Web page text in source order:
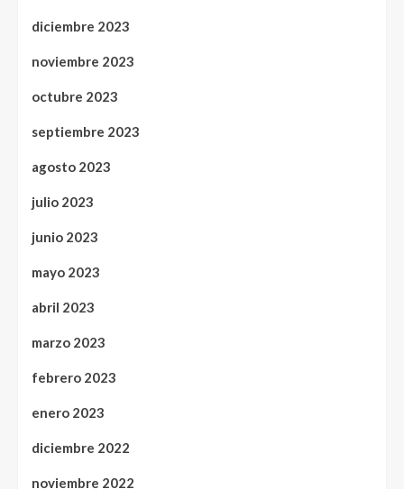
diciembre 2023
noviembre 2023
octubre 2023
septiembre 2023
agosto 2023
julio 2023
junio 2023
mayo 2023
abril 2023
marzo 2023
febrero 2023
enero 2023
diciembre 2022
noviembre 2022